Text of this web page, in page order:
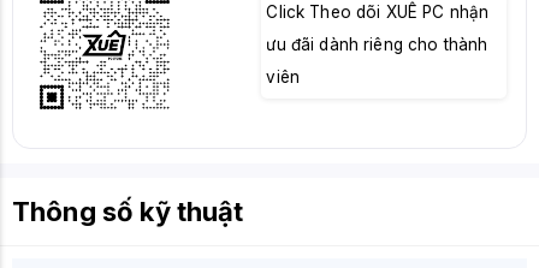
Click Theo dõi XUÊ PC nhận
ưu đãi dành riêng cho thành
viên
Thông số kỹ thuật